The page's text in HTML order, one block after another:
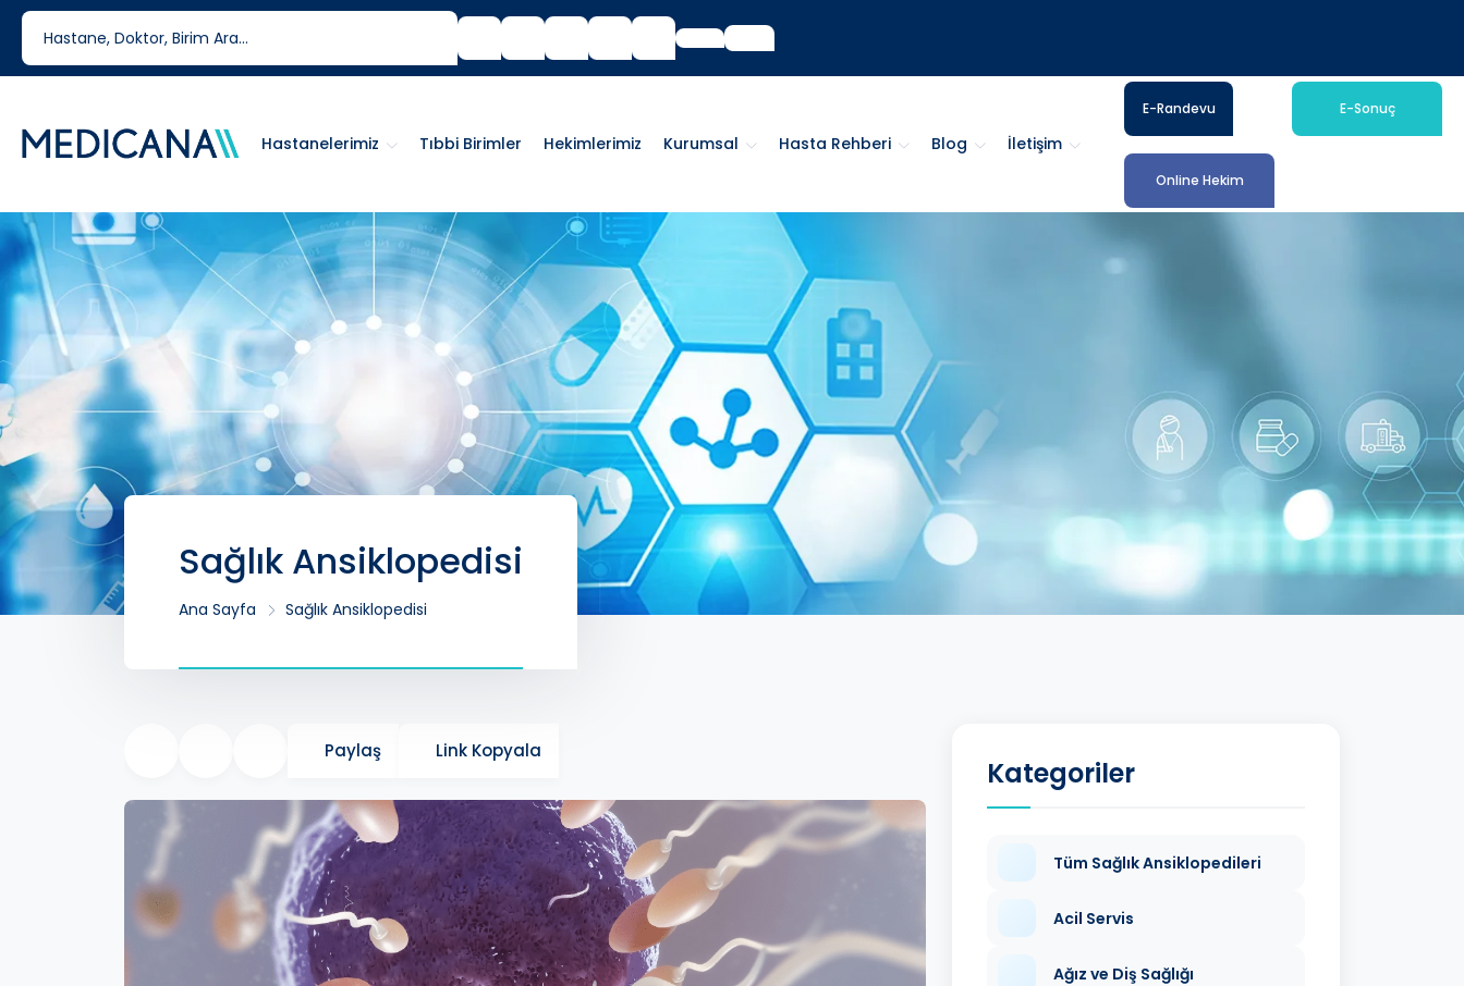
444 6 334
Tıbbi Birimler Hekimlerimiz Kurumsal Hasta Rehberi Blog İletişim
Hastanelerimiz
E-Randevu E-Sonuç
Online Hekim
Sağlık Ansiklopedisi
Ana Sayfa Sağlık Ansiklopedisi
Paylaş Link Kopyala
Kategoriler
Tüm Sağlık Ansiklopedileri
Acil Servis
Ağız ve Diş Sağlığı